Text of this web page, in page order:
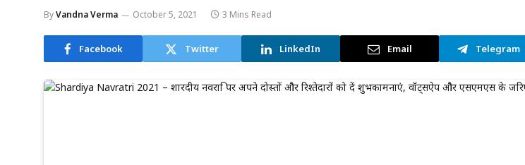
ByVandna Verma October 5, 2021 3 Mins Read
Facebook Twitter LinkedIn Email Telegram